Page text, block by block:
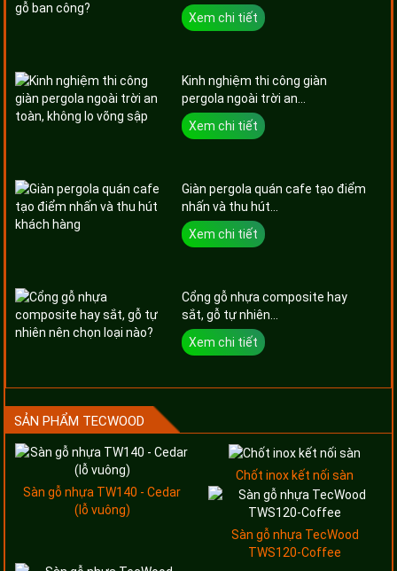
Xem chi tiết
Kinh nghiệm thi công giàn
pergola ngoài trời an...
Xem chi tiết
Giàn pergola quán cafe tạo điểm
nhấn và thu hút...
Xem chi tiết
Cổng gỗ nhựa composite hay
sắt, gỗ tự nhiên...
Xem chi tiết
SẢN PHẨM TECWOOD
Sàn gỗ nhựa TW140 - Cedar
(lỗ vuông)
Chốt inox kết nối sàn
Sàn gỗ nhựa TecWood
TWS120-Coffee